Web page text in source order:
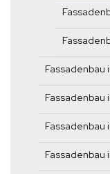
Fassadenbau
Fassadenbau
Fassadenbau
Fassadenbau